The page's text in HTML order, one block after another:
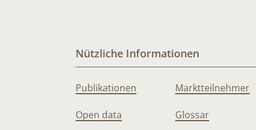
Nützliche Informationen
Publikationen
Open data
Marktteilnehmer
Glossar